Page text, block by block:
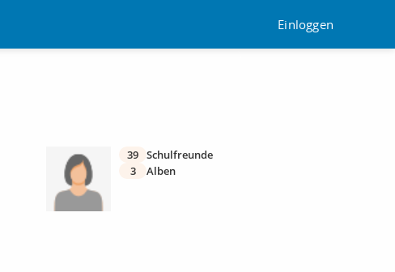
Einloggen
39 Schulfreunde
3
Alben